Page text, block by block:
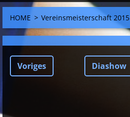
HOME > Vereinsmeisterschaft 2015
Voriges Diashow